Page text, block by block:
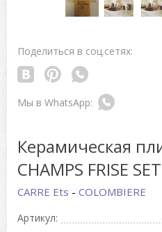
Поделиться в соц.сетях:
Керамическая
CHAMPS FRISE SET
CARRE Ets - COLOMBIERE
Артикул: